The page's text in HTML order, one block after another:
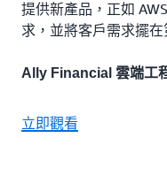
提供新產品，正如
求，並將客戶需求擺在
Ally Financial 雲端工
立即觀看